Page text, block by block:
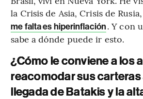
la Crisis de Asia, Crisis de
me falta es hiperinflación. Y con
sabe a dónde puede ir esto.
¿Cómo le conviene a los
reacomodar sus carteras
llegada de Batakis y la